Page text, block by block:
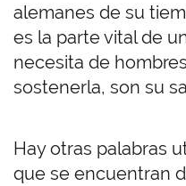
alemanes de su
es la parte vital de
necesita de
sostenerla, son su
Hay otras palabras
que se encuentran